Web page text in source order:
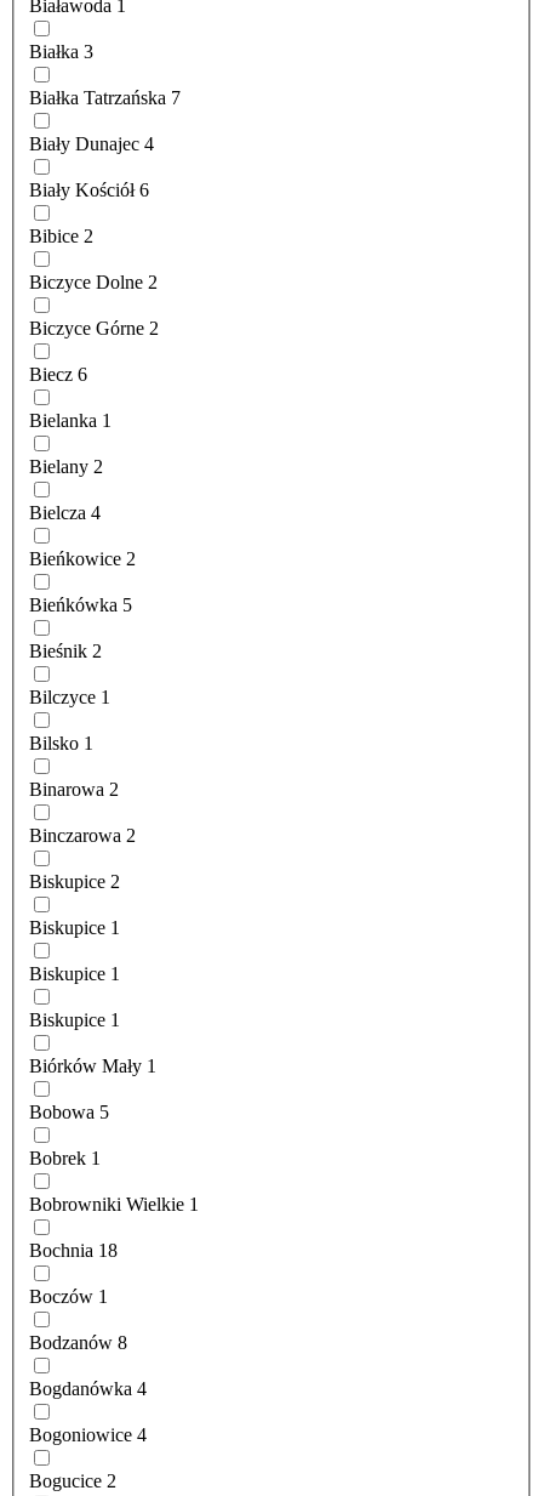
Białawoda 1
Białka 3
Białka Tatrzańska 7
Biały Dunajec 4
Biały Kościół 6
Bibice 2
Biczyce Dolne 2
Biczyce Górne 2
Biecz 6
Bielanka 1
Bielany 2
Bielcza 4
Bieńkowice 2
Bieńkówka 5
Bieśnik 2
Bilczyce 1
Bilsko 1
Binarowa 2
Binczarowa 2
Biskupice 2
Biskupice 1
Biskupice 1
Biskupice 1
Biórków Mały 1
Bobowa 5
Bobrek 1
Bobrowniki Wielkie 1
Bochnia 18
Boczów 1
Bodzanów 8
Bogdanówka 4
Bogoniowice 4
Bogucice 2